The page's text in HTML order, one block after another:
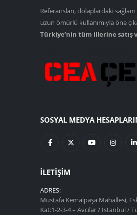
Referansları, dolaplardaki sağlam
uzun ömürlü kullanımıyla öne
Türkiye’nin tüm illerine satış
SOSYAL MEDYA
İLETIŞIM
ADRES:
Mustafa Kemalpaşa Mahallesi,
Kat:1-2-3-4 – Avcılar / İstanbul /